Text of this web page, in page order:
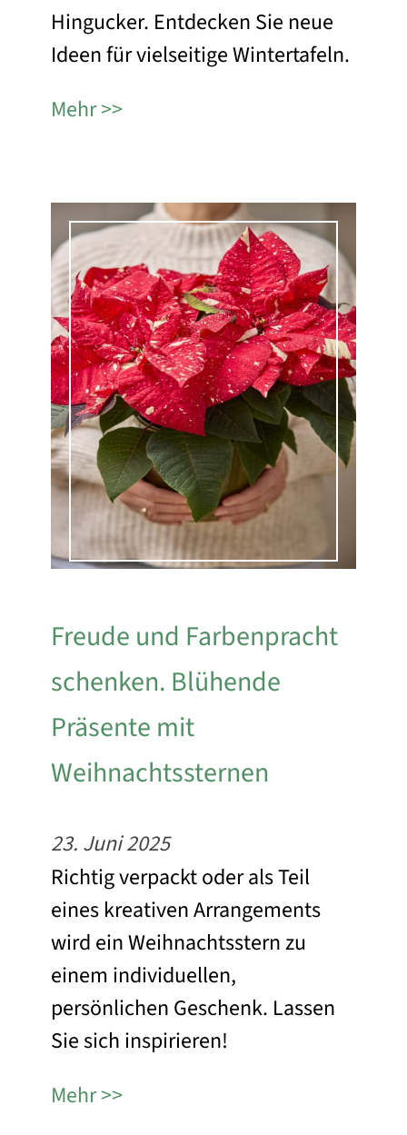
Hingucker. Entdecken Sie neue
Ideen für vielseitige Wintertafeln.
Mehr
Freude und Farbenpracht
schenken. Blühende
Präsente mit
Weihnachtssternen
23. Juni 2025
Richtig verpackt oder als Teil
eines kreativen Arrangements
wird ein Weihnachtsstern zu
einem individuellen,
persönlichen Geschenk. Lassen
Sie sich inspirieren!
Mehr